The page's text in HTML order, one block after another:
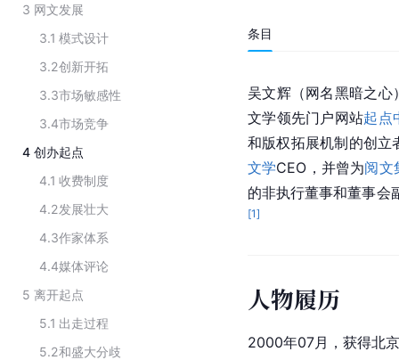
3 网文发展
3.1 模式设计
3.2创新开拓
3.3市场敏感性
3.4市场竞争
4 创办起点
4.1 收费制度
4.2发展壮大
4.3作家体系
4.4媒体评论
5 离开起点
5.1 出走过程
5.2和盛大分歧
条目
吴文辉（网名黑暗之
文学领先门户网站起点
和版权拓展机制的创立
文学CEO，并曾为阅文
的非执行董事和董事会
[1]
人物履历
2000年07月，获得北